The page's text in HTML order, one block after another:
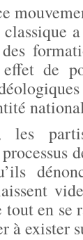
de
les
en se
à exister